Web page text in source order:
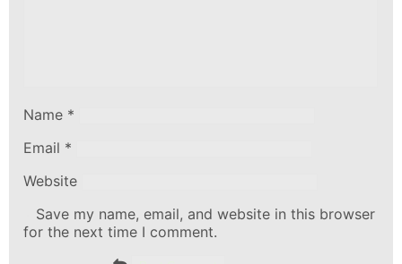
Name *
Email *
Website
Save my name, email, and website in this browser
for the next time I comment.